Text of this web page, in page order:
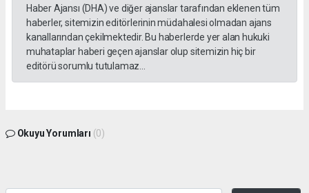
Haber Ajansı (DHA) ve diğer ajanslar tarafından eklenen tüm
haberler, sitemizin editörlerinin müdahalesi olmadan ajans
kanallarından çekilmektedir. Bu haberlerde yer alan hukuki
muhataplar haberi geçen ajanslar olup sitemizin hiç bir
editörü sorumlu tutulamaz...
Okuyu Yorumları (0)